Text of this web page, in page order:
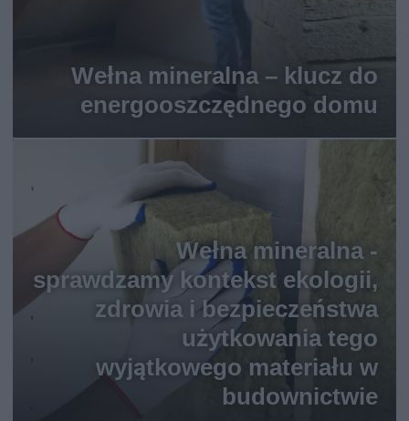
Wełna mineralna – klucz do
energooszczędnego domu
Wełna mineralna -
sprawdzamy kontekst ekologii,
zdrowia i bezpieczeństwa
użytkowania tego
wyjątkowego materiału w
budownictwie